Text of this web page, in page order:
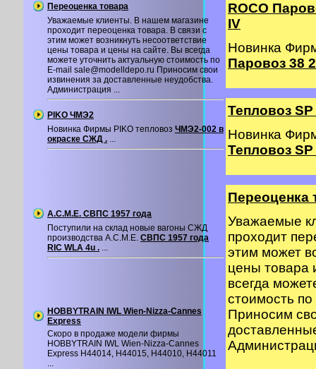
Переоценка товара
Уважаемые клиенты. В нашем магазине
проходит переоценка товара. В связи с
этим может возникнуть несоответствие
цены товара и цены на сайте. Вы всегда
можете уточнить актуальную стоимость по
E-mail sale@modelldepo.ru Приносим свои
извинения за доставленные неудобства.
Администрация ...
PIKO ЧМЭ2
Новинка Фирмы PIKO тепловоз ЧМЭ2-002 в
окраске СЖД . ...
A.C.M.E. СВПС 1957 года
Поступили на склад новые вагоны СЖД
производства A.C.M.E. СВПС 1957 года
RIC WLA 4u . ...
HOBBYTRAIN IWL Wien-Nizza-Cannes
Express
Скоро в продаже модели фирмы
HOBBYTRAIN IWL Wien-Nizza-Cannes
Express H44014, H44015, H44010, H44011
...
ROCO
IV
Новинка
Паровоз 38
Тепловоз SP
Новинка
Тепловоз
Переоценка
Уважаемые
проходит
этим может
цены товара
всегда
стоимость
Приносим